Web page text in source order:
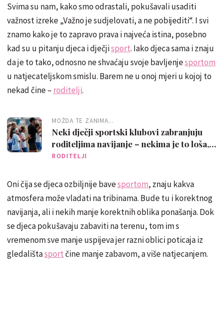
Svima su nam, kako smo odrastali, pokušavali usaditi
važnost izreke „Važno je sudjelovati, a ne pobijediti“. I svi
znamo kako je to zapravo prava i najveća istina, posebno
kad su u pitanju djeca i dječjisport. Iako djeca sama i znaju
da je to tako, odnosno ne shvaćaju svoje bavljenjesportom
u natjecateljskom smislu. Barem ne u onoj mjeri u kojoj to
nekad čine – roditelji.
MOŽDA TE ZANIMA...
Neki dječji sportski klubovi zabranjuju
roditeljima navijanje – nekima je to loša,
nekima odlična ideja
RODITELJI
Oni čija se djeca ozbiljnije bavesportom, znaju kakva
atmosfera može vladati na tribinama. Bude tu i korektnog
navijanja, ali i nekih manje korektnih oblika ponašanja. Dok
se djeca pokušavaju zabaviti na terenu, tom im s
vremenom sve manje uspijeva jer razni oblici poticaja iz
gledalištasportčine manje zabavom, a više natjecanjem.